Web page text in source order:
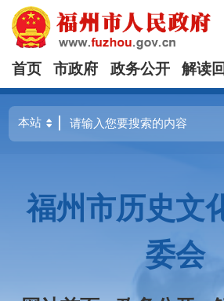
首页 市政府 政务公开 解读
福州市历史文
委会